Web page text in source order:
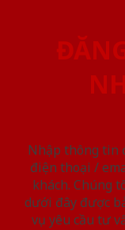
Nhập thông tin
điện thoại /
khách. Chúng
dưới đây được
vụ yêu cầu tư